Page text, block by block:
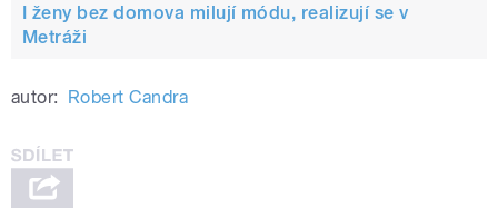
I ženy bez domova milují módu, realizují se v
Metráži
autor: Robert Candra